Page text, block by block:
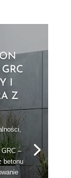
I
Z
–
betonu